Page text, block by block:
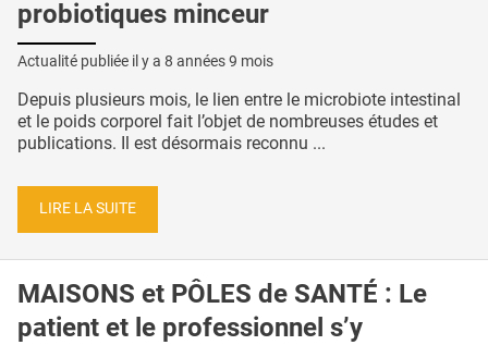
probiotiques minceur
Actualité publiée il y a 8 années 9 mois
Depuis plusieurs mois, le lien entre le microbiote intestinal
et le poids corporel fait l’objet de nombreuses études et
publications. Il est désormais reconnu ...
LIRE LA SUITE
MAISONS et PÔLES de SANTÉ : Le
patient et le professionnel s’y